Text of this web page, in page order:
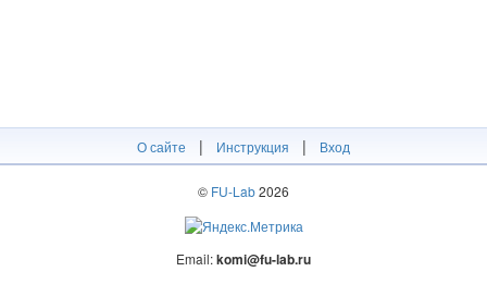
О сайте | Инструкция | Вход
© FU-Lab2026
Email:komi@fu-lab.ru